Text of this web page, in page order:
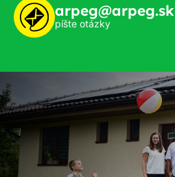
arpeg@arpeg.sk
píšte otázky